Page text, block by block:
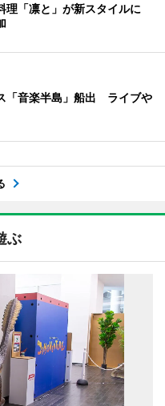
理「凛と」が新スタイルに
「音楽半島」船出 ライブや
ぶ